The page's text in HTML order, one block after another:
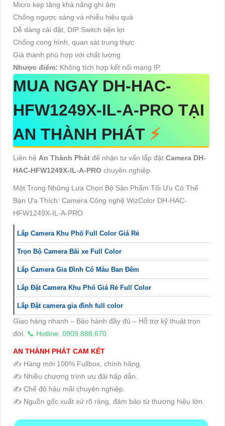
Micro kép tăng khả năng ghi âm
Chống ngược sáng và nhiễu hiệu quả
Dễ dàng cài đặt, DIP Switch tiện lợi
Chống cong hình, quan sát trung thực
Giá thành phù hợp với chất lượng
Nhược điểm: Không tích hợp kết nối mạng IP.
MUA NGAY DH-HAC-
HFW1249X-IL-A-PRO TẠI
AN THÀNH PHÁT ⚡
Liên hệ An Thành Phát để nhận tư vấn lắp đặt Camera DH-
HAC-HFW1249X-IL-A-PRO chuyên nghiệp.
Một Trong Những Lựa Chọn Bộ Sản Phẩm Tối Ưu Có Thể
Bạn Ưa Thích: Camera Công nghệ WizColor DH-HAC-
HFW1249X-IL-A-PRO
Lắp Camera Khu Phố Full Color Giá Rẻ
Trọn Bộ Camera Bãi xe Full Color
Lắp Camera Gia Đình Có Màu Ban Đêm
Lắp Đặt Camera Khu Phố Giá Rẻ Full Color
Lắp Đặt camera gia đình full color
Giao hàng nhanh – Bảo hành đầy đủ – Hỗ trợ kỹ thuật trọn
đời. 📞 Hotline: 0909.888.670
AN THÀNH PHÁT CAM KẾT
✍️ Hàng mới 100% Fullbox, chính hãng.
✍️ Nhiều chương trình ưu đãi hấp dẫn.
✍️ Chế độ hậu mãi chuyên nghiệp.
✍️ Nguồn gốc xuất xứ rõ ràng, đảm bảo từ thương hiệu lớn.